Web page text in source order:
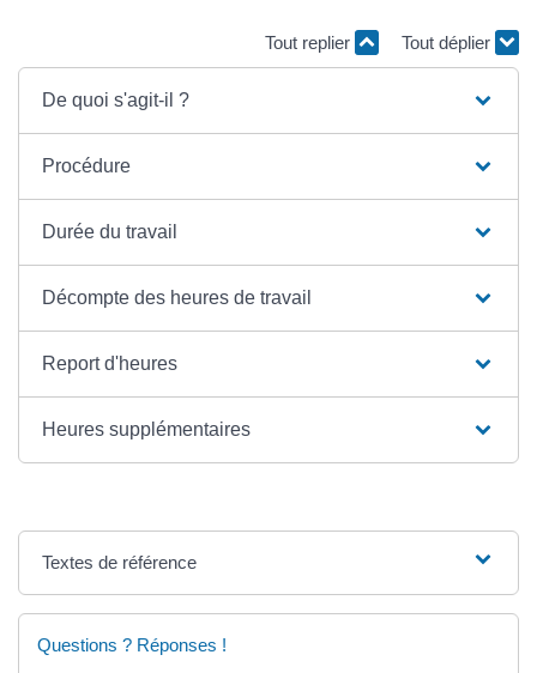
Tout replier Tout déplier
De quoi s'agit-il ?
Procédure
Durée du travail
Décompte des heures de travail
Report d'heures
Heures supplémentaires
Textes de référence
Questions ? Réponses !